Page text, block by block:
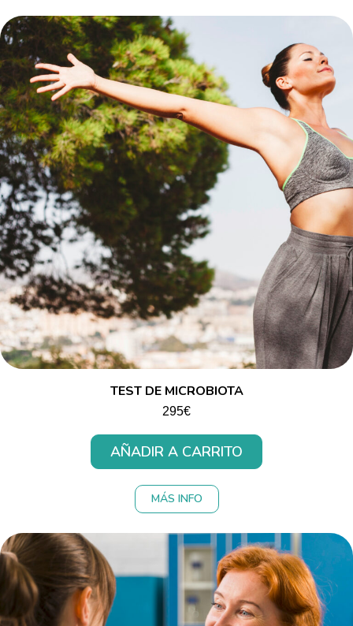
TEST DE MICROBIOTA
295€
AÑADIR A CARRITO
MÁS INFO